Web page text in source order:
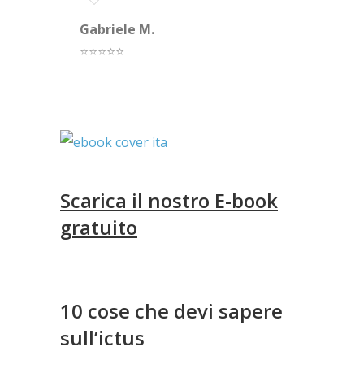
Gabriele M.
⭐⭐⭐⭐⭐
Scarica il nostro E-book
gratuito
10 cose che devi sapere
sull’ictus